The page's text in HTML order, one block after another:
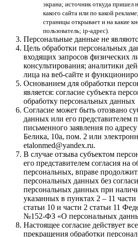
экрана; источник откуда пришел
какого сайта или по какой
страницы открывает и на какие
пользователь; ip-адрес).
Персональные данные не
Цель обработки персональных
входящих запросов физических
консультирования; аналитики
лица на веб-сайте и
Основанием для обработки
является: согласие субъекта
обработку персональных данных
Согласие может быть отозвано
данных или его представителем
письменного заявления по
Белика, 10а, пом. 2 или
etalonmed@yandex.ru.
В случае отзыва субъектом
его представителем согласия на
персональных, вправе
персональных данных без
персональных данных при
указанных в пунктах 2 – 11 части
статьи 10 и части 2 статьи 11
№152-ФЗ «О персональных
Настоящее согласие действует
прекращения обработки